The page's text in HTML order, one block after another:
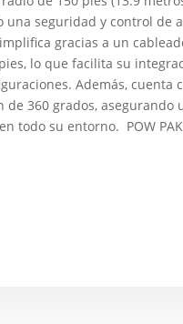
una seguridad y control de
gracias a un
lo que facilita su
Además, cuenta
de 360 grados, asegurando
todo su entorno. POW PAK